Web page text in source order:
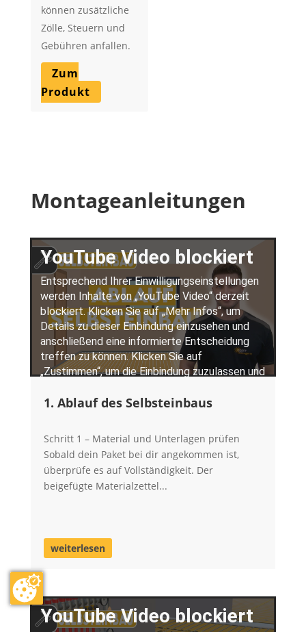
können zusätzliche
Zölle, Steuern und
Gebühren anfallen.
Zum
Produkt
Montageanleitungen
1. Ablauf des Selbsteinbaus
Schritt 1 – Material und Unterlagen prüfen
Sobald dein Paket bei dir angekommen ist,
überprüfe es auf Vollständigkeit. Der
beigefügte Materialzettel...
weiterlesen